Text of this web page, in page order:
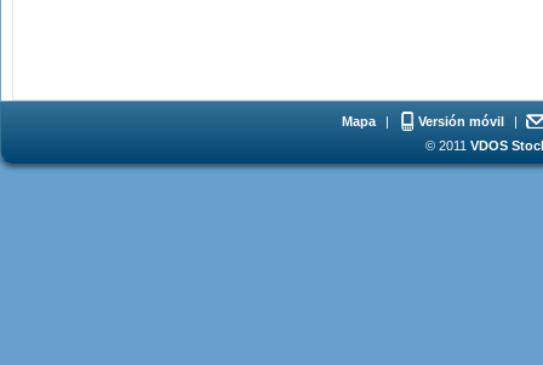
Mapa | Versión móvil
|
© 2011 VDOS